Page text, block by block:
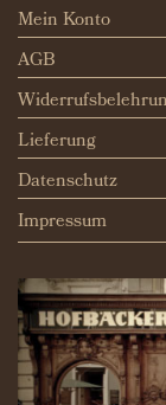
Mein Konto
AGB
Lieferung
Datenschutz
Impressum